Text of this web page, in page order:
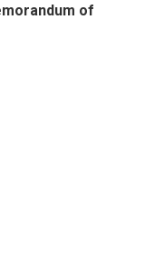
of